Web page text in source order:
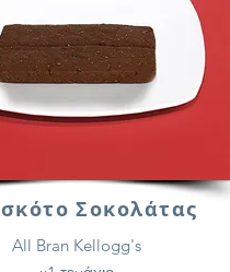
Σοκολάτας
All Bran Kellogg's